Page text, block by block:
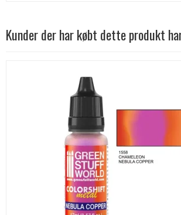
Kunder der har købt dette produkt